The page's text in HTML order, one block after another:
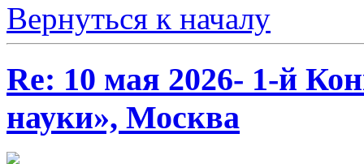
Вернуться к началу
Re: 10 мая 2026- 1-й
науки», Москва